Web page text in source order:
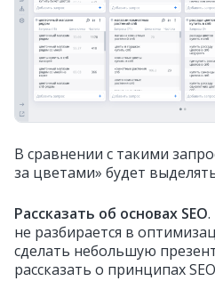
В сравнении с такими
за цветами» будет
Рассказать об основах SEO.
не разбирается в
сделать небольшую
рассказать о принципах